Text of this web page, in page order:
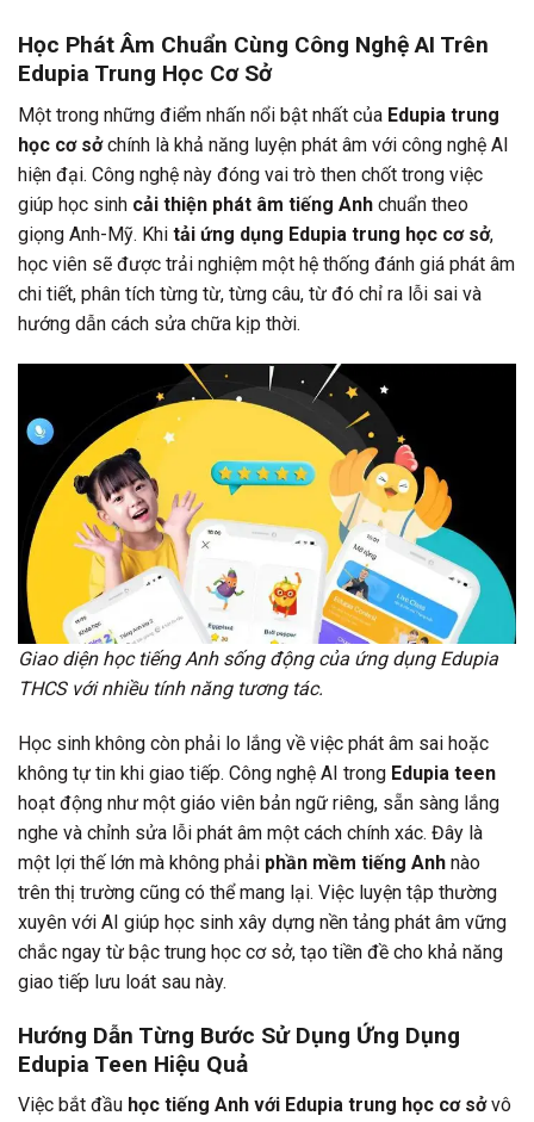
Học Phát Âm Chuẩn Cùng Công Nghệ AI Trên
Edupia Trung Học Cơ Sở
Một trong những điểm nhấn nổi bật nhất của Edupia trung
học cơ sởchính là khả năng luyện phát âm với công nghệ AI
hiện đại. Công nghệ này đóng vai trò then chốt trong việc
giúp học sinh cải thiện phát âm tiếng Anh chuẩn theo
giọng Anh-Mỹ. Khi tải ứng dụng Edupia trung học cơ sở,
học viên sẽ được trải nghiệm một hệ thống đánh giá phát âm
chi tiết, phân tích từng từ, từng câu, từ đó chỉ ra lỗi sai và
hướng dẫn cách sửa chữa kịp thời.
Giao diện học tiếng Anh sống động của ứng dụng Edupia
THCS với nhiều tính năng tương tác.
Học sinh không còn phải lo lắng về việc phát âm sai hoặc
không tự tin khi giao tiếp. Công nghệ AI trong Edupia teen
hoạt động như một giáo viên bản ngữ riêng, sẵn sàng lắng
nghe và chỉnh sửa lỗi phát âm một cách chính xác. Đây là
một lợi thế lớn mà không phải phần mềm tiếng Anh nào
trên thị trường cũng có thể mang lại. Việc luyện tập thường
xuyên với AI giúp học sinh xây dựng nền tảng phát âm vững
chắc ngay từ bậc trung học cơ sở, tạo tiền đề cho khả năng
giao tiếp lưu loát sau này.
Hướng Dẫn Từng Bước Sử Dụng Ứng Dụng
Edupia Teen Hiệu Quả
Việc bắt đầu học tiếng Anh với Edupia trung học cơ sởvô